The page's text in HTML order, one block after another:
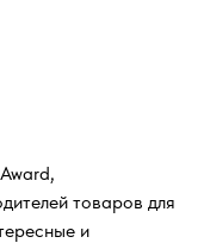
товаров для
и